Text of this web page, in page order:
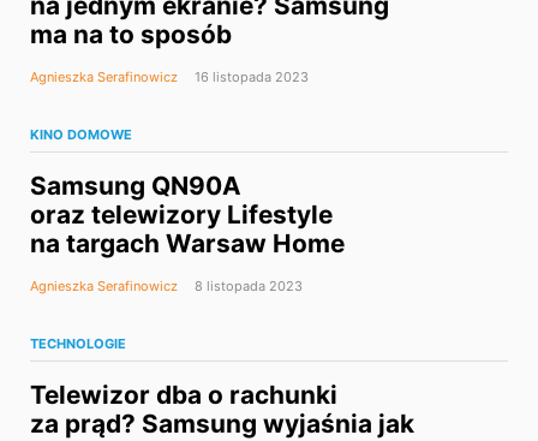
ma na to sposób
Agnieszka Serafinowicz 16 listopada 2023
KINO DOMOWE
Samsung QN90A
oraz telewizory Lifestyle
na targach Warsaw Home
Agnieszka Serafinowicz 8 listopada 2023
TECHNOLOGIE
Telewizor dba o rachunki
za prąd? Samsung wyjaśnia jak